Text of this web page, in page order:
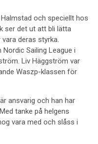
och speciellt hos
ser det ut att bli lätta
deras styrka.
Sailing League i
Liv Häggström var
Waszp-klassen för
ansvarig och han har
tanke på helgens
vara med och slåss i